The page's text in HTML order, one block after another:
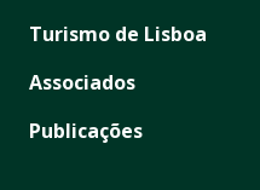
Turismo de Lisboa
Associados
Publicações